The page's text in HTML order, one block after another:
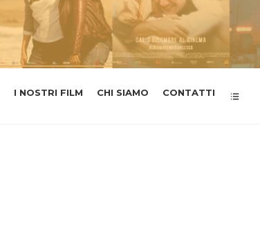
I NOSTRI FILM CHI SIAMO CONTATTI